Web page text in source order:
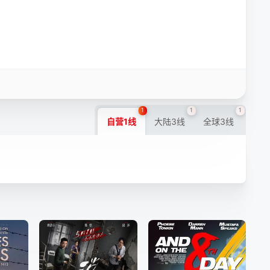
自营1线
1
大陆3线
1
全球3线
1